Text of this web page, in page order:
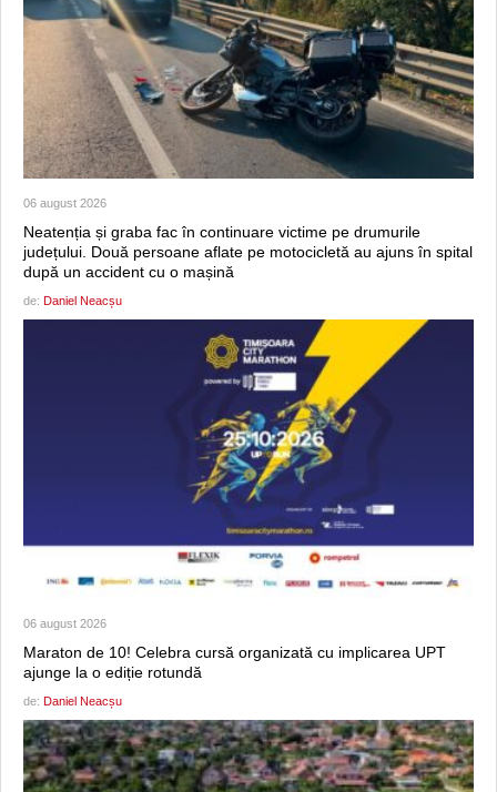
06 august 2026
Neatenția și graba fac în continuare victime pe drumurile
județului. Două persoane aflate pe motocicletă au ajuns în spital
după un accident cu o mașină
de: Daniel Neacșu
06 august 2026
Maraton de 10! Celebra cursă organizată cu implicarea UPT
ajunge la o ediție rotundă
de: Daniel Neacșu